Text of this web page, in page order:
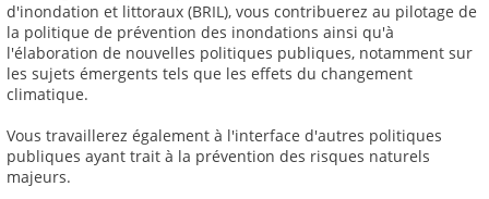
d'inondation et littoraux (BRIL), vous contribuerez au pilotage de
la politique de prévention des inondations ainsi qu'à
l'élaboration de nouvelles politiques publiques, notamment sur
les sujets émergents tels que les effets du changement
climatique.
Vous travaillerez également à l'interface d'autres politiques
publiques ayant trait à la prévention des risques naturels
majeurs.